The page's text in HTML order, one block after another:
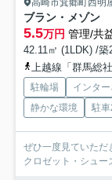
ブラン・メゾン
5.5万円 管理/共
42.11㎡ (1LDK) /築
上越線「群馬総
駐輪場 インタ
静かな環境
駐
ぜひ一度見ていた
クロゼット・シュー